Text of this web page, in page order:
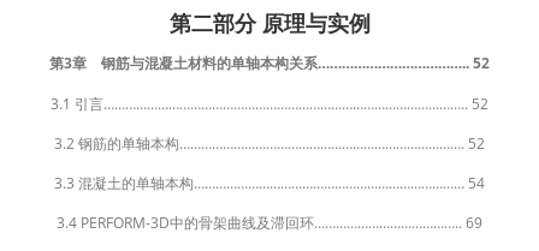
第二部分 原理与实例
第3章 钢筋与混凝土材料的单轴本构关系……………………………….. 52
3.1 引言……………………………………………………………………………………….. 52
3.2 钢筋的单轴本构……………………………………………………………………. 52
3.3 混凝土的单轴本构………………………………………………………………… 54
3.4 PERFORM-3D中的骨架曲线及滞回环………………………………….. 69